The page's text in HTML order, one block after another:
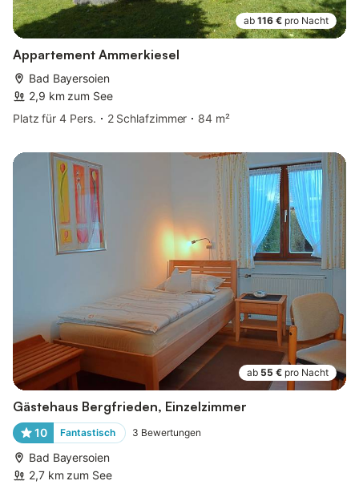
ab 116 € pro Nacht
Appartement Ammerkiesel
Bad Bayersoien
2,9 km zum See
Platz für 4 Pers.
2 Schlafzimmer 84 m²
ab 55 € pro Nacht
Gästehaus Bergfrieden, Einzelzimmer
10 Fantastisch 3 Bewertungen
Bad Bayersoien
2,7 km zum See